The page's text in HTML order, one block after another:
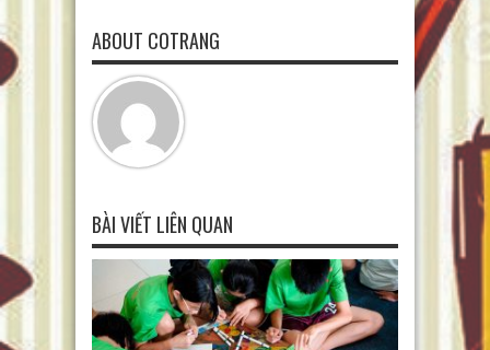
ABOUT COTRANG
BÀI VIẾT LIÊN QUAN